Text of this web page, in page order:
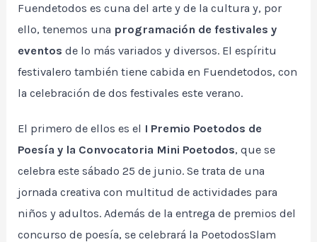
Fuendetodos es cuna del arte y de la cultura y, por
ello, tenemos una programación de festivales y
eventos de lo más variados y diversos. El espíritu
festivalero también tiene cabida en Fuendetodos, con
la celebración de dos festivales este verano.
El primero de ellos es el I Premio Poetodos de
Poesía y la Convocatoria Mini Poetodos, que se
celebra este sábado 25 de junio. Se trata de una
jornada creativa con multitud de actividades para
niños y adultos. Además de la entrega de premios del
concurso de poesía, se celebrará la PoetodosSlam